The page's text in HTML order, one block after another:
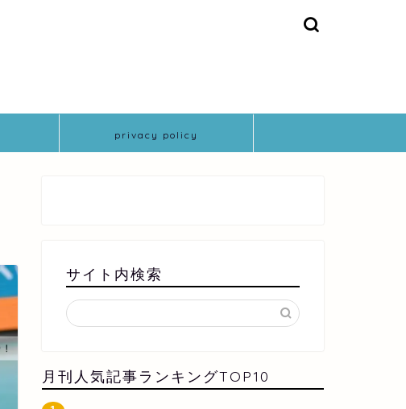
privacy policy
サイト内検索
月刊人気記事ランキングTOP10